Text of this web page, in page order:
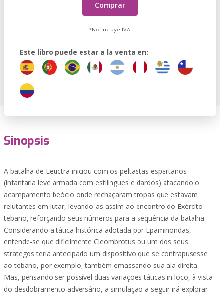
Comprar
*No incluye IVA.
Este libro puede estar a la venta en:
Sinopsis
A batalha de Leuctra iniciou com os peltastas espartanos
(infantaria leve armada com estilingues e dardos) atacando o
acampamento beócio onde rechaçaram tropas que estavam
relutantes em lutar, levando-as assim ao encontro do Exército
tebano, reforçando seus números para a sequência da batalha.
Considerando a tática histórica adotada por Epaminondas,
entende-se que dificilmente Cleombrotus ou um dos seus
strategos teria antecipado um dispositivo que se contrapusesse
ao tebano, por exemplo, também emassando sua ala direita.
Mas, pensando ser possível duas variações táticas in loco, à vista
do desdobramento adversário, a simulação a seguir irá explorar